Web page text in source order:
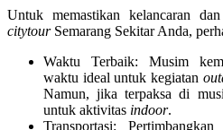
Untuk memastikan kelancaran
citytourSemarang Sekitar Anda,
Waktu Terbaik: Musim
waktu ideal untuk kegiatan
Namun, jika terpaksa di
untuk aktivitas indoor.
Transportasi: